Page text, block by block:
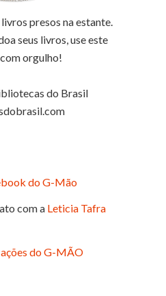
presos na estante.
seus livros, use este
orgulho!
do Brasil
do G-Mão
com a Leticia Tafra
do G-MÃO